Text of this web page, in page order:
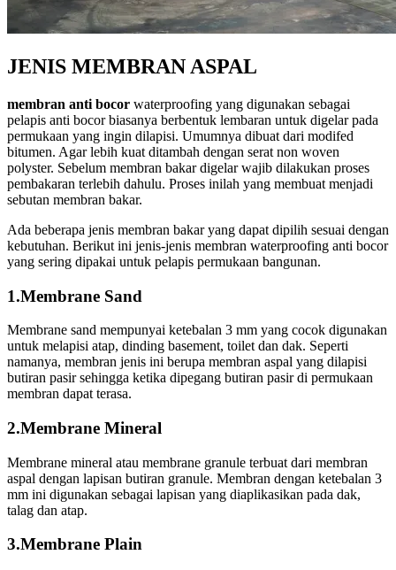
JENIS MEMBRAN ASPAL
membran anti bocor waterproofing yang digunakan sebagai
pelapis anti bocor biasanya berbentuk lembaran untuk digelar pada
permukaan yang ingin dilapisi. Umumnya dibuat dari modifed
bitumen. Agar lebih kuat ditambah dengan serat non woven
polyster. Sebelum membran bakar digelar wajib dilakukan proses
pembakaran terlebih dahulu. Proses inilah yang membuat menjadi
sebutan membran bakar.
Ada beberapa jenis membran bakar yang dapat dipilih sesuai dengan
kebutuhan. Berikut ini jenis-jenis membran waterproofing anti bocor
yang sering dipakai untuk pelapis permukaan bangunan.
1.Membrane Sand
Membrane sand mempunyai ketebalan 3 mm yang cocok digunakan
untuk melapisi atap, dinding basement, toilet dan dak. Seperti
namanya, membran jenis ini berupa membran aspal yang dilapisi
butiran pasir sehingga ketika dipegang butiran pasir di permukaan
membran dapat terasa.
2.Membrane Mineral
Membrane mineral atau membrane granule terbuat dari membran
aspal dengan lapisan butiran granule. Membran dengan ketebalan 3
mm ini digunakan sebagai lapisan yang diaplikasikan pada dak,
talag dan atap.
3.Membrane Plain